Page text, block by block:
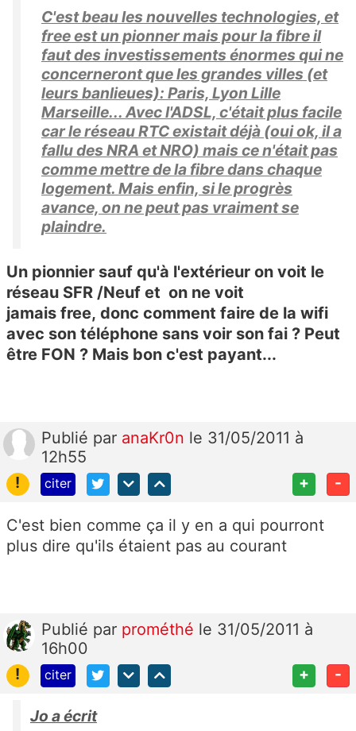
C'est beau les nouvelles technologies, et
free est un pionner mais pour la fibre il
faut des investissements énormes qui ne
concerneront que les grandes villes (et
leurs banlieues): Paris, Lyon Lille
Marseille... Avec l'ADSL, c'était plus facile
car le réseau RTC existait déjà (oui ok, il a
fallu des NRA et NRO) mais ce n'était pas
comme mettre de la fibre dans chaque
logement. Mais enfin, si le progrès
avance, on ne peut pas vraiment se
plaindre.
Un pionnier sauf qu'à l'extérieur on voit le
réseau SFR /Neuf et on ne voit
jamais free, donc comment faire de la wifi
avec son téléphone sans voir son fai ? Peut
être FON ? Mais bon c'est payant...
Publié par anaKr0n le 31/05/2011 à
12h55
!
citer + -
C'est bien comme ça il y en a qui pourront
plus dire qu'ils étaient pas au courant
Publié par prométhé le 31/05/2011 à
16h00
!
citer + -
Jo a écrit